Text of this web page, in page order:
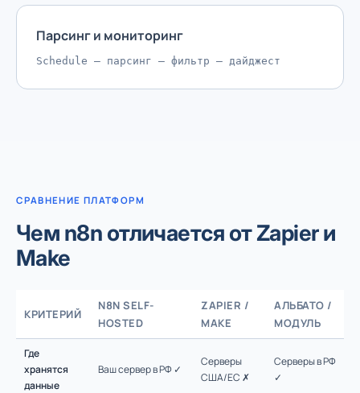
Парсинг и мониторинг
Schedule — парсинг — фильтр — дайджест
СРАВНЕНИЕ ПЛАТФОРМ
Чем n8n отличается от Zapier и
Make
КРИТЕРИЙ
N8N SELF-
HOSTED
ZAPIER /
MAKE
АЛЬБАТО /
МОДУЛЬ
Где
хранятся
данные
Ваш сервер в РФ ✓
Серверы
США/ЕС ✗
Серверы в РФ
✓